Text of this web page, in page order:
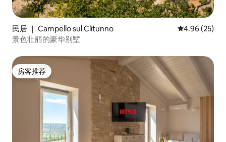
民居 ｜ Campello sul Clitunno 平均评分
4.96 (25)
景色壮丽的豪华别墅
房客推荐
房客推荐